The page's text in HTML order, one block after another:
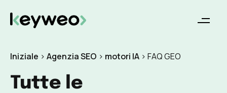
Iniziale > Agenzia SEO > motori IA > FAQ GEO
Tutte le